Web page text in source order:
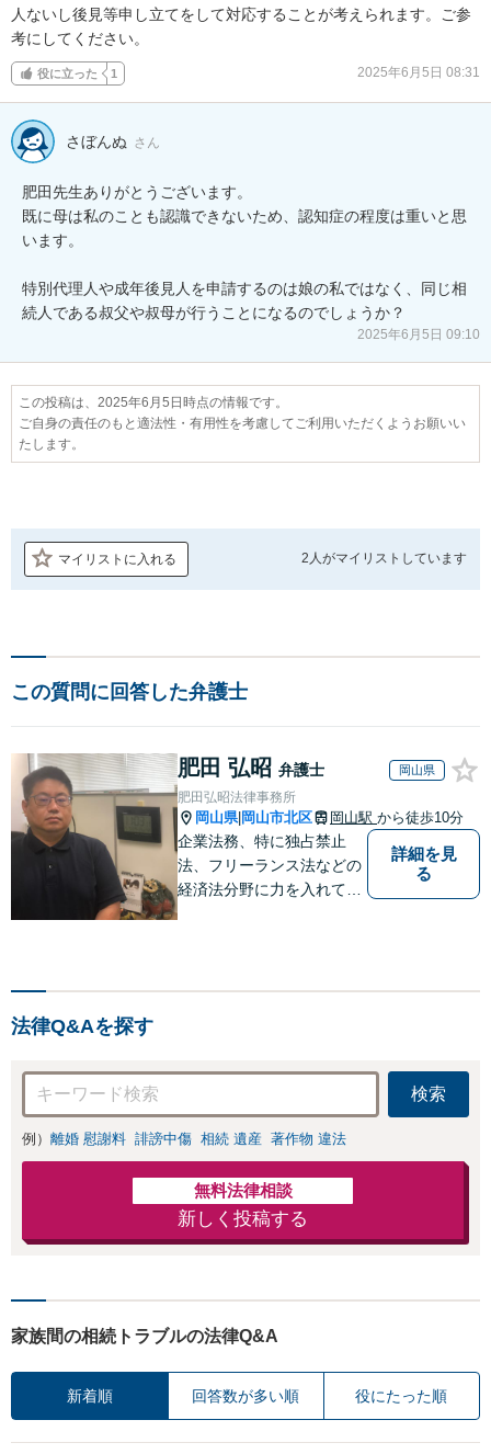
人ないし後見等申し立てをして対応することが考えられます。ご参
考にしてください。
役に立った 1 2025年6月5日 08:31
さぼんぬ さん
肥田先生ありがとうございます。
既に母は私のことも認識できないため、認知症の程度は重いと思
います。
特別代理人や成年後見人を申請するのは娘の私ではなく、同じ相
続人である叔父や叔母が行うことになるのでしょうか？
2025年6月5日 09:10
この投稿は、2025年6月5日時点の情報です。
ご自身の責任のもと適法性・有用性を考慮してご利用いただくようお願いい
たします。
マイリストに入れる 2人がマイリストしています
この質問に回答した弁護士
肥田 弘昭 弁護士 岡山県
肥田弘昭法律事務所
岡山県| 岡山市北区 岡山駅 から徒歩10分
企業法務、特に独占禁止
法、フリーランス法などの
経済法分野に力を入れてい
詳細を見
る
法律Q&Aを探す
検索
例） 離婚 慰謝料 誹謗中傷 相続 遺産 著作物 違法
無料法律相談
新しく投稿する
家族間の相続トラブルの法律Q&A
新着順 回答数が多い順 役にたった順